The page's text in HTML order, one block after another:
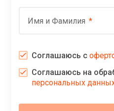
Имя и Фамилия
Соглашаюсь с
Соглашаюсь на
персональных